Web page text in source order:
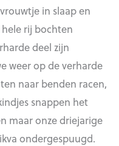
in slaap en
hele rij bochten
deel zijn
weer op de verharde
naar benden racen,
snappen het
maar onze driejarige
ondergespuugd.